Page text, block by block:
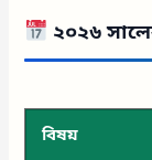
২০২৬
বিষয়